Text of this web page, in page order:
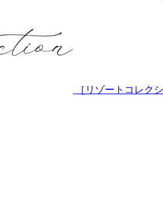
［リゾートコレク